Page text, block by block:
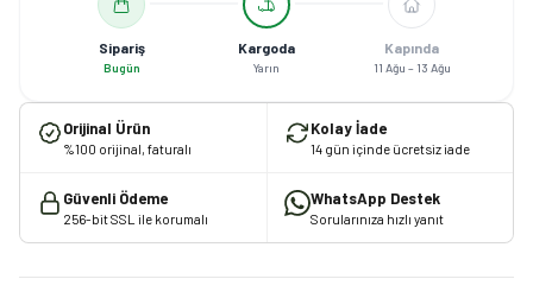
Sipariş
Bugün
Kargoda
Yarın
Kapında
11 Ağu – 13 Ağu
Orijinal Ürün
%100 orijinal, faturalı
Kolay İade
14 gün içinde ücretsiz iade
Güvenli Ödeme
256-bit SSL ile korumalı
WhatsApp Destek
Sorularınıza hızlı yanıt